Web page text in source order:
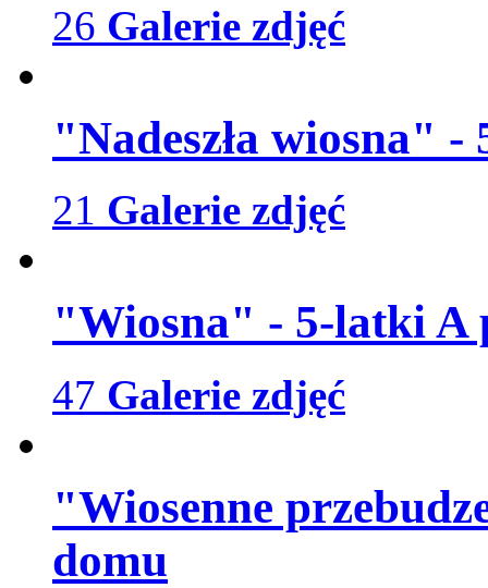
26 Galerie zdjęć
"Nadeszła wiosna"
21 Galerie zdjęć
"Wiosna" - 5-latki A
47 Galerie zdjęć
"Wiosenne
domu